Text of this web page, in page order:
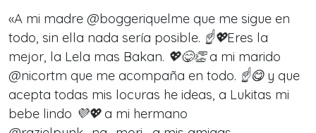
«A mi madre @boggeriquelme que me sigue en
todo, sin ella nada sería posible. ☝️💖Eres la
mejor, la Lela mas Bakan. 💖😋👏 a mi marido
@nicortm que me acompaña en todo. ☝️😋 y que
acepta todas mis locuras he ideas, a Lukitas mi
bebe lindo 💜💖 a mi hermano